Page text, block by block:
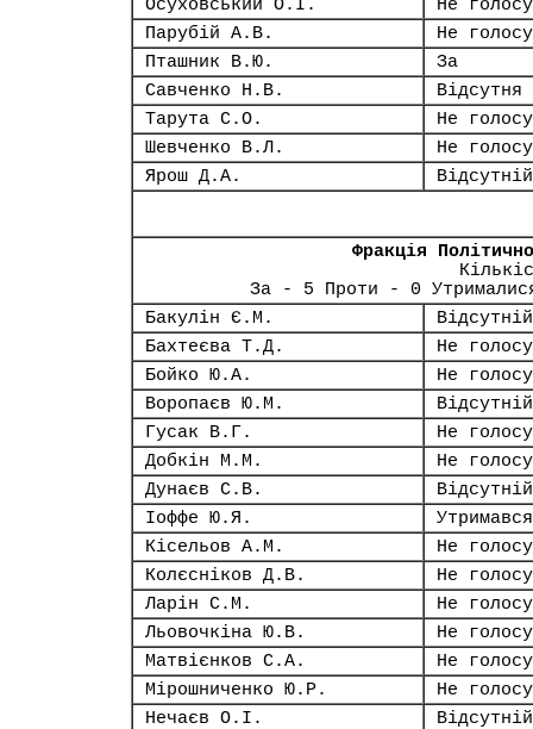
Осуховський О.І.
Не
Парубій А.В.
Не
Пташник В.Ю.
За
Савченко Н.В.
Відсутня
Тарута С.О.
Не
Шевченко В.Л.
Не
Ярош Д.А.
Відсутній
Фракція
За - 5 Проти - 0
Бакулін Є.М.
Відсутній
Бахтеєва Т.Д.
Не
Бойко Ю.А.
Не
Воропаєв Ю.М.
Відсутній
Гусак В.Г.
Не
Добкін М.М.
Не
Дунаєв С.В.
Відсутній
Іоффе Ю.Я.
Утримався
Кісельов А.М.
Не
Колєсніков Д.В.
Не
Ларін С.М.
Не
Льовочкіна Ю.В.
Не
Матвієнков С.А.
Не
Мірошниченко Ю.Р.
Не
Нечаєв О.І.
Відсутній